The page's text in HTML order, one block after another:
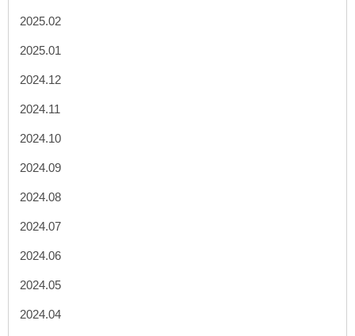
2025.02
2025.01
2024.12
2024.11
2024.10
2024.09
2024.08
2024.07
2024.06
2024.05
2024.04